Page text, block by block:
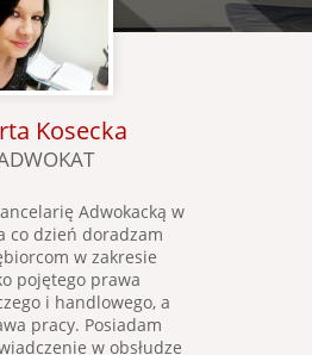
Kosecka
Adwokacką w
co dzień doradzam
w zakresie
pojętego prawa
i handlowego, a
pracy. Posiadam
w obsłudze